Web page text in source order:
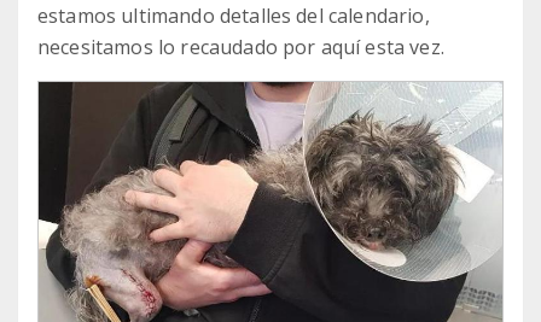
estamos ultimando detalles del calendario,
necesitamos lo recaudado por aquí esta vez.